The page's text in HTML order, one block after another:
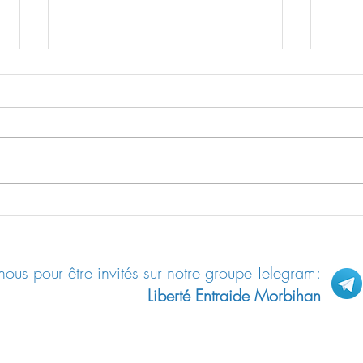
La
pour être invités sur notre groupe Telegram:
Liberté Entraide Morbihan